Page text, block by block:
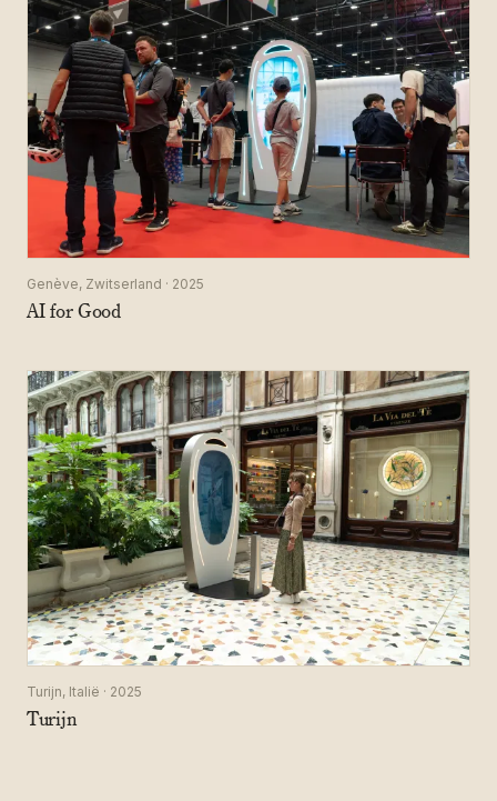
Genève, Zwitserland · 2025
AI for Good
Turijn, Italië · 2025
Turijn